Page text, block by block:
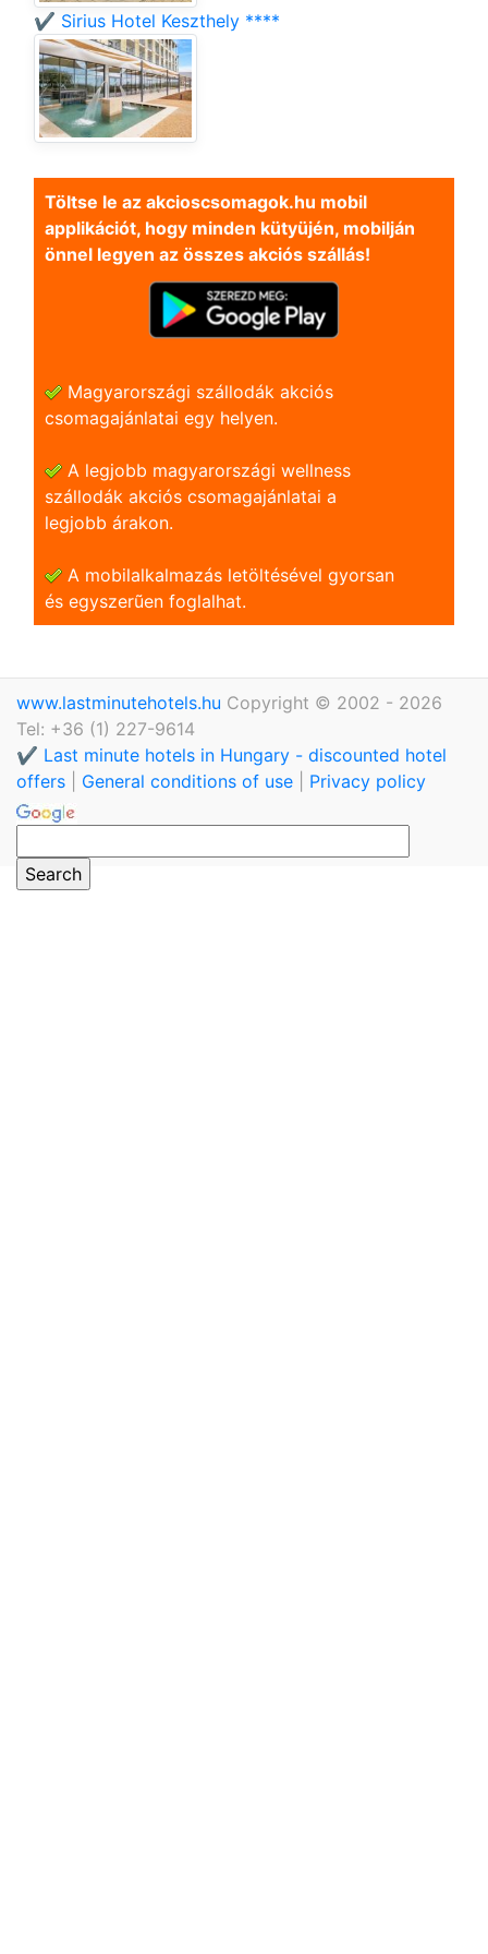
✔️ Sirius Hotel Keszthely ****
Töltse le az akcioscsomagok.hu mobil
applikációt, hogy minden kütyüjén, mobilján
önnel legyen az összes akciós szállás!
Magyarországi szállodák akciós
csomagajánlatai egy helyen.
A legjobb magyarországi wellness
szállodák akciós csomagajánlatai a
legjobb árakon.
A mobilalkalmazás letöltésével gyorsan
és egyszerũen foglalhat.
www.lastminutehotels.hu Copyright © 2002 - 2026
Tel: +36 (1) 227-9614
✔️ Last minute hotels in Hungary - discounted hotel
offers
General conditions of use Privacy policy